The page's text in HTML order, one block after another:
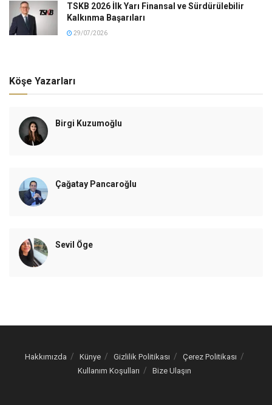
TSKB 2026 İlk Yarı Finansal ve Sürdürülebilir
Kalkınma Başarıları
29/07/2026
Köşe Yazarları
Birgi Kuzumoğlu
Çağatay Pancaroğlu
Sevil Öge
Hakkımızda Künye Gizlilik Politikası
Çerez Politikası
Kullanım Koşulları
Bize Ulaşın